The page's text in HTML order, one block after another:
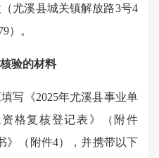
尤溪县城关镇解放路3号4
）。
验的材料
《2025年尤溪县事业单
格复核登记表》（附件
》（附件4），并携带以下